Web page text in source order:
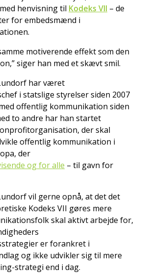
henvisning til Kodeks VII – de
for embedsmænd i
motiverende effekt som den
siger han med et skævt smil.
har været
i statslige styrelser siden 2007
offentlig kommunikation siden
to andre har han startet
der skal
offentlig kommunikation i
der
og for alle – til gavn for
vil gerne opnå, at det det
Kodeks VII gøres mere
skal aktivt arbejde for,
er forankret i
og ikke udvikler sig til mere
strategi end i dag.